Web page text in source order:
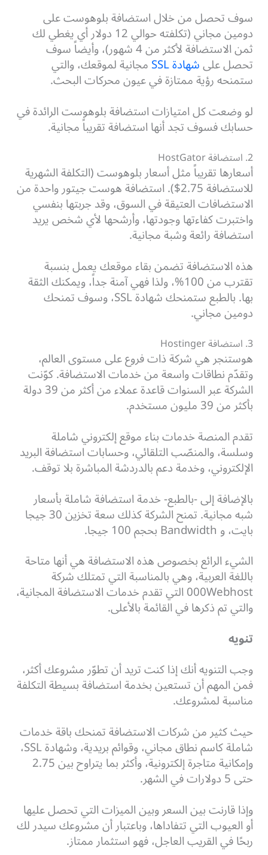
سوف تحصل من خلال استضافة بلوهوست على
دومين مجاني (تكلفته حوالي 12 دولار أي يغطي لك
ثمن الاستضافة لأكثر من 4 شهور)، وأيضاً سوف
تحصل علىشهادة SSL مجانية لموقعك، والتي
ستمنحه رؤية ممتازة في عيون محركات البحث.
لو وضعت كل امتيازات استضافة بلوهوست الرائدة في
حسابك فسوف تجد أنها استضافة تقريباً مجانية.
2. استضافة HostGator
أسعارها تقريباً مثل أسعار بلوهوست (التكلفة الشهرية
للاستضافة 2.75$). استضافة هوست جيتور واحدة من
الاستضافات العتيقة في السوق، وقد جربتها بنفسي
واختبرت كفاءتها وجودتها، وأرشحها لأي شخص يريد
استضافة رائعة وشبة مجانية.
هذه الاستضافة تضمن بقاء موقعك يعمل بنسبة
تقترب من 100%، ولذا فهي آمنة جداً، ويمكنك الثقة
بها. بالطبع ستمنحك شهادة SSL، وسوف تمنحك
دومين مجاني.
3. استضافة Hostinger
هوستنجر هي شركة ذات فروع على مستوى العالم،
وتقدّم نطاقات واسعة من خدمات الاستضافة. كوّنت
الشركة عبر السنوات قاعدة عملاء من أكثر من 39 دولة
بأكثر من 39 مليون مستخدم.
تقدم المنصة خدمات بناء موقع إلكتروني شاملة
وسلسة، والمنصّب التلقائي، وحسابات استضافة البريد
الإلكتروني، وخدمة دعم بالدردشة المباشرة بلا توقف.
بالإضافة إلى -بالطبع- خدمة استضافة شاملة بأسعار
شبه مجانية. تمنح الشركة كذلك سعة تخزين 30 جيجا
بايت، و Bandwidth بحجم 100 جيجا.
الشيء الرائع بخصوص هذه الاستضافة هي أنها متاحة
باللغة العربية، وهي بالمناسبة التي تمتلك شركة
000Webhost التي تقدم خدمات الاستضافة المجانية،
والتي تم ذكرها في القائمة بالأعلى.
تنويه
وجب التنويه أنك إذا كنت تريد أن تطوّر مشروعك أكثر،
فمن المهم أن تستعين بخدمة استضافة بسيطة التكلفة
مناسبة لمشروعك.
حيث كثير من شركات الاستضافة تمنحك باقة خدمات
شاملة كاسم نطاق مجاني، وقوائم بريدية، وشهادة SSL،
وإمكانية متاجرة إلكترونية، وأكثر بما يتراوح بين 2.75
حتى 5 دولارات في الشهر.
وإذا قارنت بين السعر وبين الميزات التي تحصل عليها
أو العيوب التي تتفاداها، وباعتبار أن مشروعك سيدر لك
ربحًا في القريب العاجل، فهو استثمار ممتاز.